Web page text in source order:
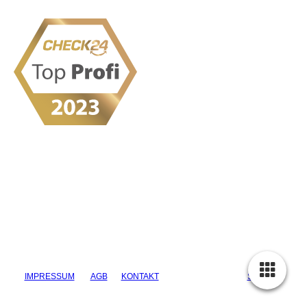
IMPRESSUM AGB KONTAKT SITEMAP